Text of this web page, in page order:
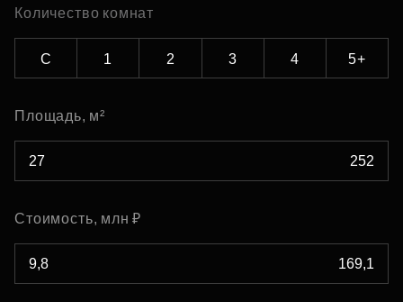
Количество комнат
С 1 2 3 4 5+
Площадь, м²
Стоимость, млн ₽